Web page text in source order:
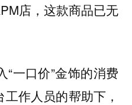
店，这款商品已无
“一口价”金饰的消费
作人员的帮助下，